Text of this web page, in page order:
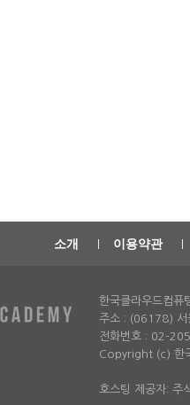
소개 이용약관
한국클라우드컴퓨
주소 : (06178) 서
전화번호 : 02-
Copyright (c) 한
호스팅 제공자: 주